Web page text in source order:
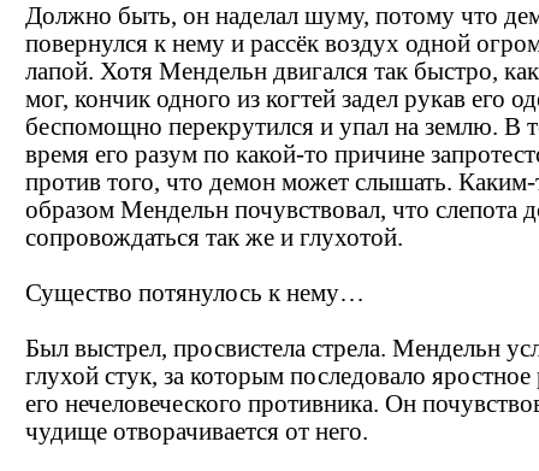
Должно быть, он наделал шуму, потому что
повернулся к нему и рассёк воздух одной
лапой. Хотя Мендельн двигался так быстро,
мог, кончик одного из когтей задел рукав его
беспомощно перекрутился и упал на землю. В
время его разум по какой-то причине
против того, что демон может слышать. Каким-
образом Мендельн почувствовал, что слепота
сопровождаться так же и глухотой.
Существо потянулось к нему…
Был выстрел, просвистела стрела. Мендельн
глухой стук, за которым последовало
его нечеловеческого противника. Он
чудище отворачивается от него.